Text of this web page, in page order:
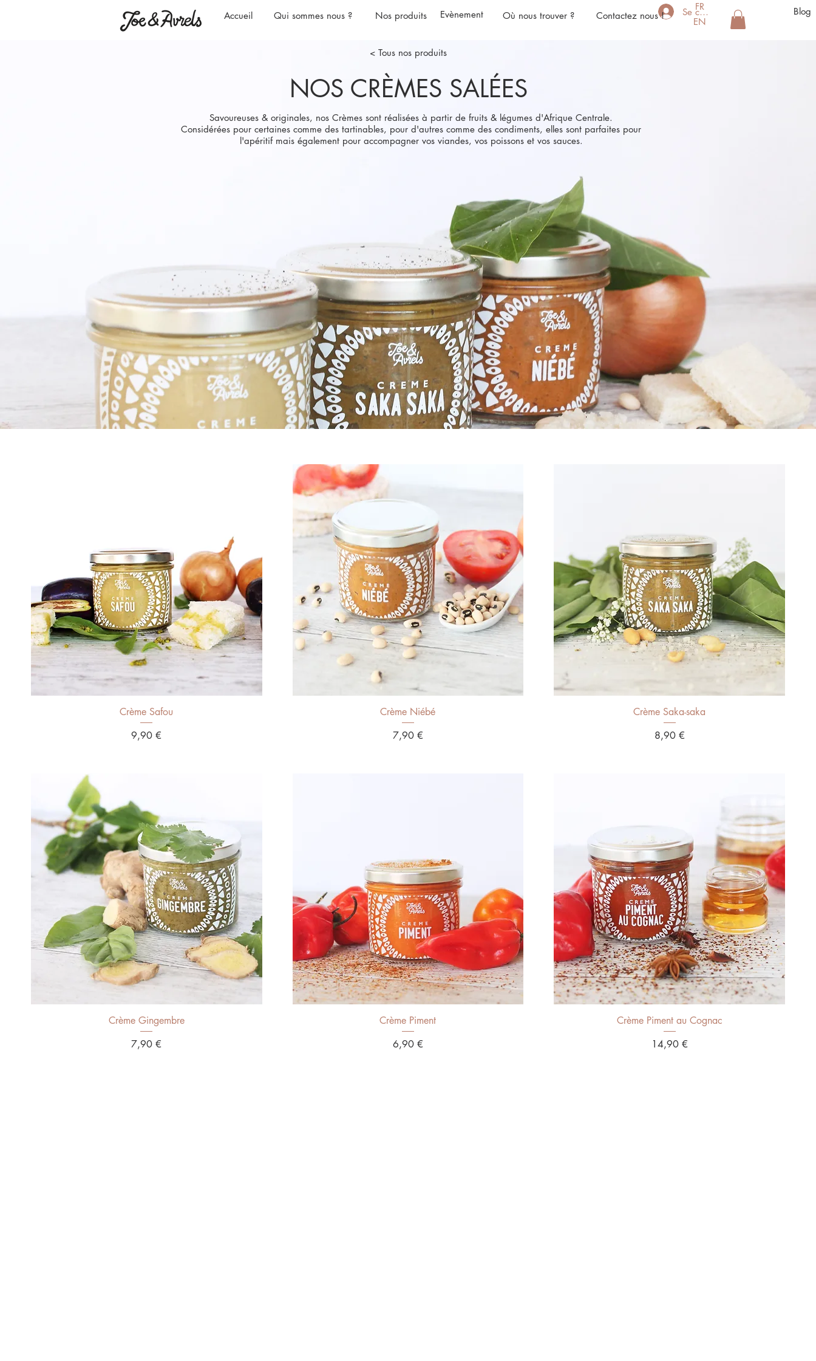
Evènement Se connecter Blog
Accueil Qui sommes nous ? Nos produits Où nous trouver ? Contactez nous !
EN
FR
< Tous nos produits
NOS CRÈMES SALÉES
Savoureuses & originales, nos Crèmes sont réalisées à partir de fruits & légumes d'Afrique Centrale.
Considérées pour certaines comme des tartinables, pour d'autres comme des condiments, elles sont parfaites pour
l'apéritif mais également pour accompagner vos viandes, vos poissons et vos sauces.
Aperçu rapide
Crème Safou
Prix
9,90 €
Aperçu rapide
Crème Niébé
Prix
7,90 €
Aperçu rapide
Crème Saka-saka
Prix
8,90 €
Aperçu rapide
Crème Gingembre
Prix
7,90 €
Aperçu rapide
Crème Piment
Prix
6,90 €
Aperçu rapide
Crème Piment au Cognac
Prix
14,90 €